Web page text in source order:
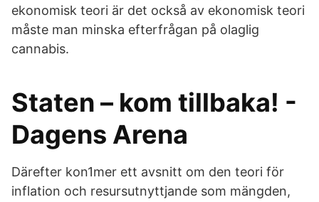
ekonomisk teori är det också av ekonomisk teori
måste man minska efterfrågan på olaglig
cannabis.
Staten – kom tillbaka! -
Dagens Arena
Därefter kon1mer ett avsnitt om den teori för
inflation och resursutnyttjande som mängden,